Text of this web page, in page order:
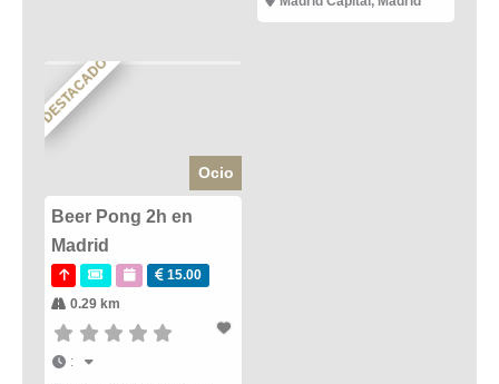
DESTACADO
Ocio
Beer Pong 2h en
Madrid
15.00
0.29 km
: